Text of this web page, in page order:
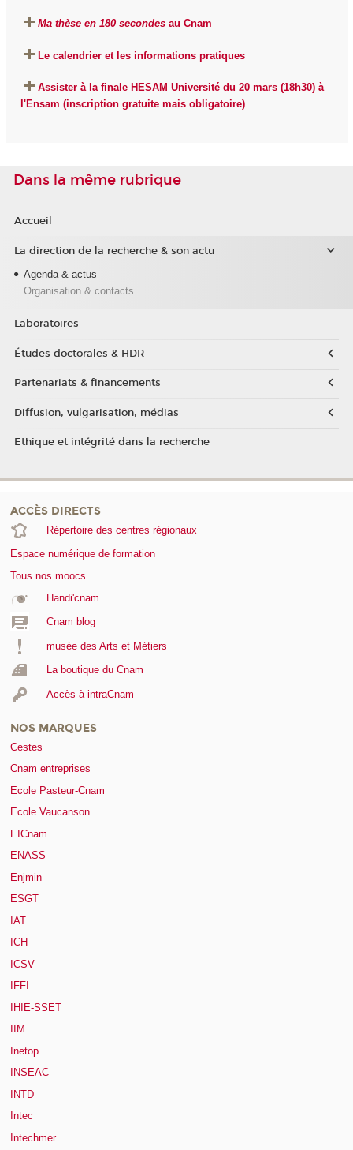
Ma thèse en 180 secondes au Cnam
Le calendrier et les informations pratiques
Assister à la finale HESAM Université du 20 mars (18h30) à
l'Ensam (inscription gratuite mais obligatoire)
Dans la même rubrique
Accueil
La direction de la recherche & son actu
Agenda & actus
Organisation & contacts
Laboratoires
Études doctorales & HDR
Partenariats & financements
Diffusion, vulgarisation, médias
Ethique et intégrité dans la recherche
ACCÈS DIRECTS
Répertoire des centres régionaux
Espace numérique de formation
Tous nos moocs
Handi'cnam
Cnam blog
musée des Arts et Métiers
La boutique du Cnam
Accès à intraCnam
NOS MARQUES
Cestes
Cnam entreprises
Ecole Pasteur-Cnam
Ecole Vaucanson
EICnam
ENASS
Enjmin
ESGT
IAT
ICH
ICSV
IFFI
IHIE-SSET
IIM
Inetop
INSEAC
INTD
Intec
Intechmer